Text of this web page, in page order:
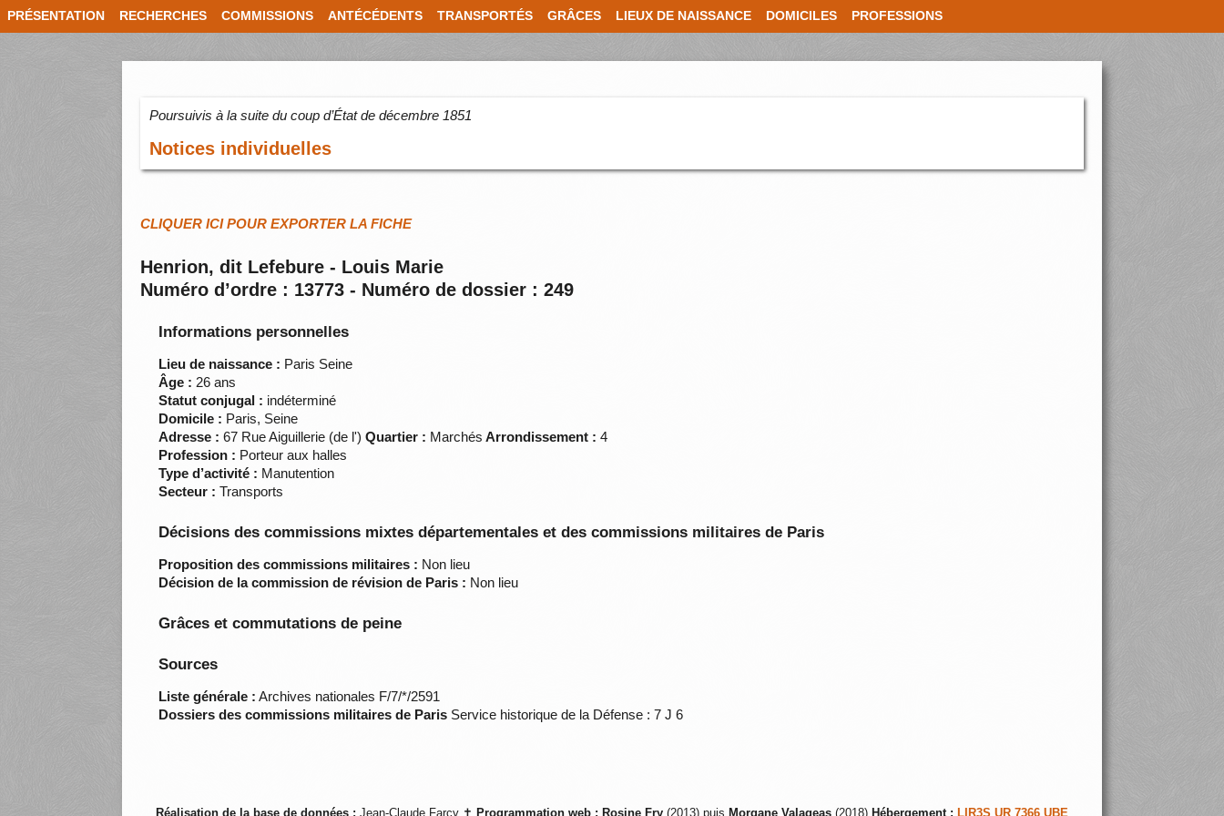
PRÉSENTATION RECHERCHES COMMISSIONS ANTÉCÉDENTS TRANSPORTÉS GRÂCES LIEUX DE NAISSANCE DOMICILES PROFESSIONS
Poursuivis à la suite du coup d’État de décembre 1851
Notices individuelles
CLIQUER ICI POUR EXPORTER LA FICHE
Henrion, dit Lefebure - Louis Marie
Numéro d’ordre : 13773 - Numéro de dossier : 249
Informations personnelles
Lieu de naissance : Paris Seine
Âge : 26 ans
Statut conjugal : indéterminé
Domicile : Paris, Seine
Adresse : 67 Rue Aiguillerie (de l')Quartier : Marchés Arrondissement : 4
Profession : Porteur aux halles
Type d’activité : Manutention
Secteur : Transports
Décisions des commissions mixtes départementales et des commissions militaires de Paris
Proposition des commissions militaires : Non lieu
Décision de la commission de révision de Paris : Non lieu
Grâces et commutations de peine
Sources
Liste générale : Archives nationales F/7/*/2591
Dossiers des commissions militaires de Paris Service historique de la Défense : 7 J 6
Réalisation de la base de données : Jean-Claude Farcy ✝ Programmation web : Rosine Fry (2013) puis Morgane Valageas (2018) Hébergement : LIR3S UR 7366 UBE